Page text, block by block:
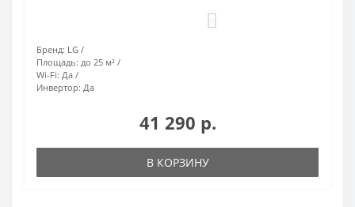
Бренд: LG
Площадь: до 25 м²
Wi-Fi: Да
Инвертор: Да
41 290 р.
В КОРЗИНУ